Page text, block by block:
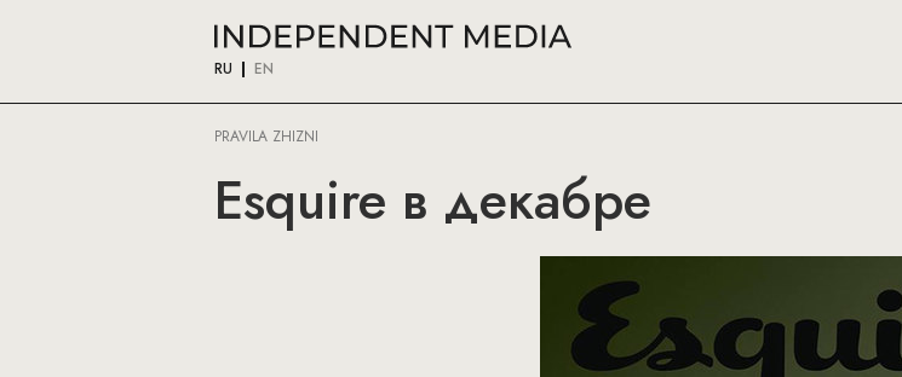
RU EN
PRAVILA ZHIZNI
Esquire в декабре